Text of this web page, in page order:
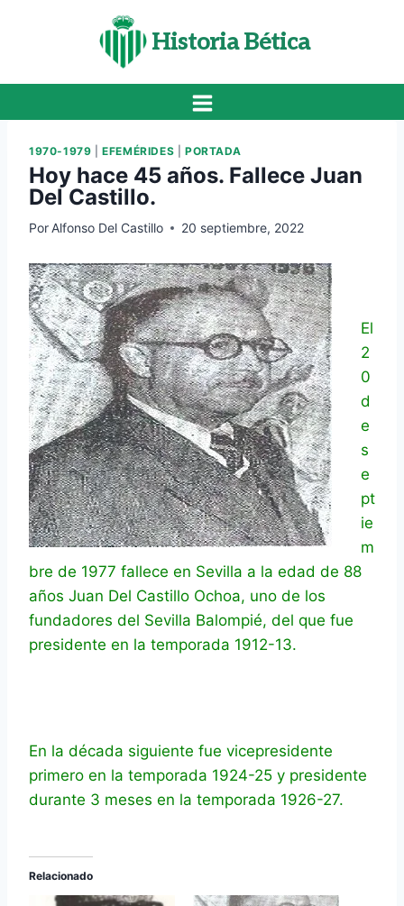
Historia Bética
1970-1979 |EFEMÉRIDES PORTADA
Hoy hace 45 años. Fallece Juan
Del Castillo.
Por Alfonso Del Castillo 20 septiembre, 2022
El
2
0
d
e
s
e
pt
ie
m
bre de 1977 fallece en Sevilla a la edad de 88
años Juan Del Castillo Ochoa, uno de los
fundadores del Sevilla Balompié, del que fue
presidente en la temporada 1912-13.
En la década siguiente fue vicepresidente
primero en la temporada 1924-25 y presidente
durante 3 meses en la temporada 1926-27.
Relacionado